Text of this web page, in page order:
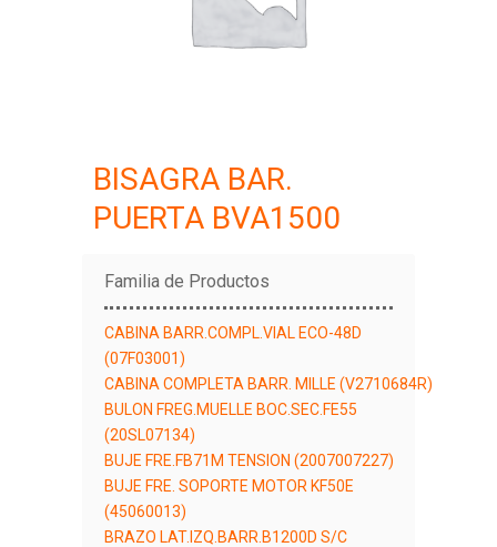
BISAGRA BAR.
PUERTA BVA1500
Familia de Productos
CABINA BARR.COMPL.VIAL ECO-48D
(07F03001)
CABINA COMPLETA BARR. MILLE (V2710684R)
BULON FREG.MUELLE BOC.SEC.FE55
(20SL07134)
BUJE FRE.FB71M TENSION (2007007227)
BUJE FRE. SOPORTE MOTOR KF50E
(45060013)
BRAZO LAT.IZQ.BARR.B1200D S/C